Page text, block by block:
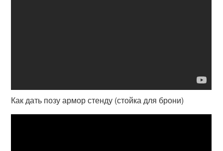
Как дать позу армор стенду (стойка для брони)